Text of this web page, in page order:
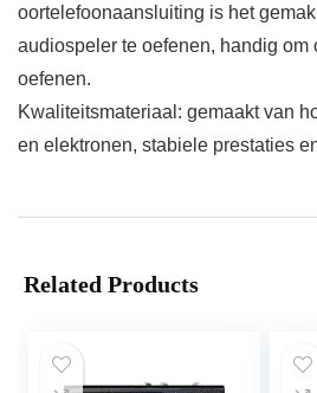
oortelefoonaansluiting is het
audiospeler te oefenen, handig om
oefenen.
Kwaliteitsmateriaal: gemaakt van
en elektronen, stabiele prestaties
Related Products